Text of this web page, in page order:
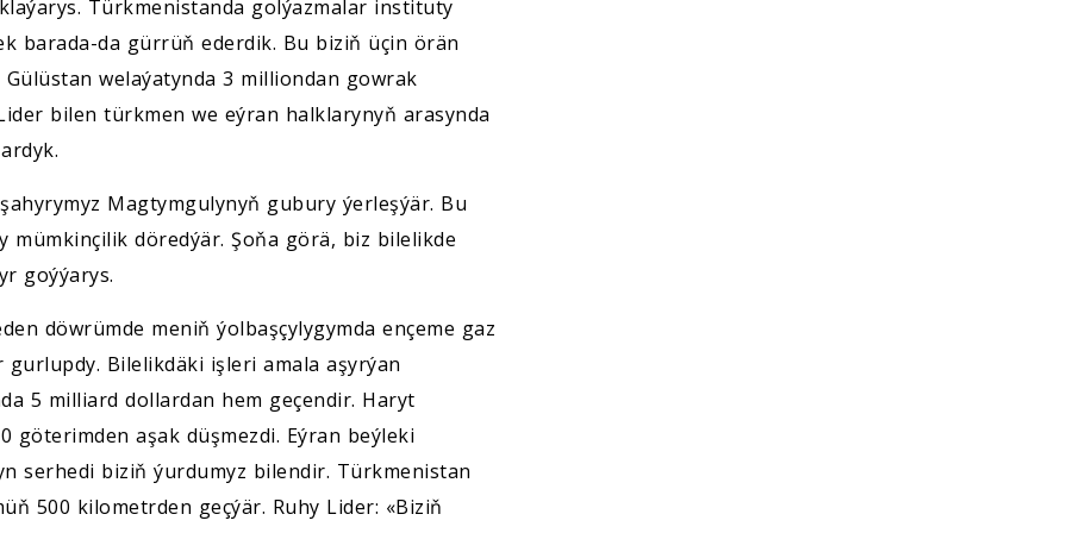
Türkmenistanda golýazmalar instituty
barada-da gürrüň ederdik. Bu biziň üçin örän
welaýatynda 3 milliondan gowrak
bilen türkmen we eýran halklarynyň arasynda
Magtymgulynyň gubury ýerleşýär. Bu
mümkinçilik döredýär. Şoňa görä, biz bilelikde
goýýarys.
döwrümde meniň ýolbaşçylygymda ençeme gaz
Bilelikdäki işleri amala aşyrýan
5 milliard dollardan hem geçendir. Haryt
göterimden aşak düşmezdi. Eýran beýleki
serhedi biziň ýurdumyz bilendir. Türkmenistan
500 kilometrden geçýär. Ruhy Lider: «Biziň